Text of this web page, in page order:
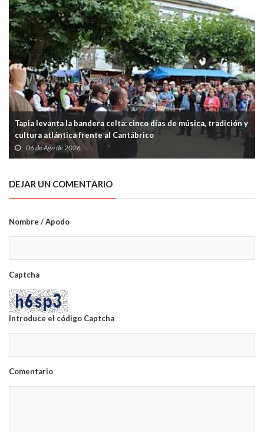
Tapia levanta la bandera celta: cinco días de música, tradición y
cultura atlántica frente al Cantábrico
06 de Ago de 2026
DEJAR UN COMENTARIO
Nombre / Apodo
Captcha
Introduce el código Captcha
Comentario